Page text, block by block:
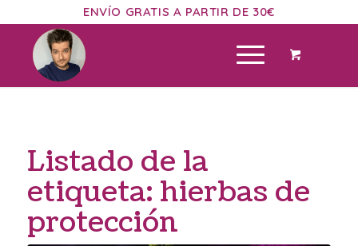
ENVÍO GRATIS A PARTIR DE 30€
Listado de la
etiqueta: hierbas de
protección